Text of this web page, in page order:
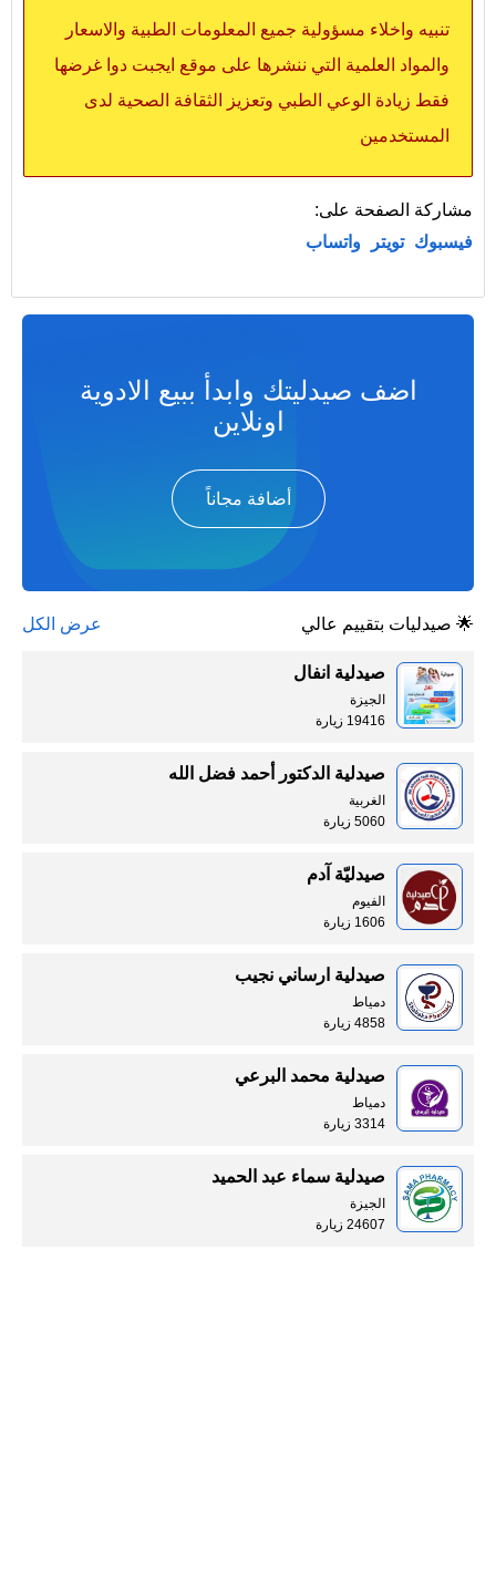
تنبيه واخلاء مسؤولية جميع المعلومات الطبية والاسعار
والمواد العلمية التي ننشرها على موقع ايجبت دوا غرضها
فقط زيادة الوعي الطبي وتعزيز الثقافة الصحية لدى
المستخدمين
مشاركة الصفحة على:
فيسبوك تويتر واتساب
اضف صيدليتك وابدأ ببيع الادوية
اونلاين
أضافة مجاناً
🌟 صيدليات بتقييم عالي عرض الكل
صيدلية انفال
الجيزة
19416 زيارة
صيدلية الدكتور أحمد فضل الله
الغربية
5060 زيارة
صيدليّة آدم
الفيوم
1606 زيارة
صيدلية ارساني نجيب
دمياط
4858 زيارة
صيدلية محمد البرعي
دمياط
3314 زيارة
صيدلية سماء عبد الحميد
الجيزة
24607 زيارة